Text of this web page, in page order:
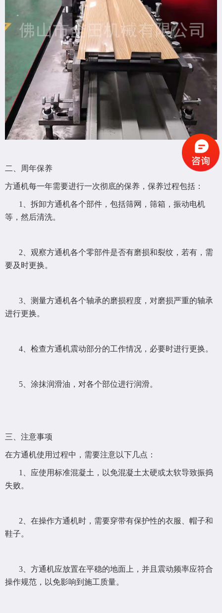
二、周年保养
方通机每一年需要进行一次彻底的保养，保养过程包括：
1、拆卸方通机各个部件，包括筛网，筛箱，振动电机
等，然后清洗。
2、观察方通机各个零部件是否有磨损和裂纹，若有，需
要及时更换。
3、测量方通机各个轴承的磨损程度，对磨损严重的轴承
进行更换。
4、检查方通机震动部分的工作情况，必要时进行更换。
5、涂抹润滑油，对各个部位进行润滑。
三、注意事项
在方通机使用过程中，需要注意以下几点：
1、应使用标准混凝土，以免混凝土太硬或太软导致振捣
失败。
2、在操作方通机时，需要穿带有保护性的衣服、帽子和
鞋子。
3、方通机应放置在平稳的地面上，并且震动频率应符合
操作规范，以免影响到施工质量。